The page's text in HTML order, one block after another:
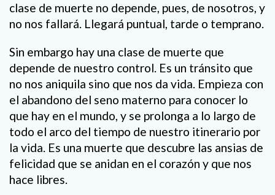
clase de muerte no depende, pues, de nosotros, y
no nos fallará. Llegará puntual, tarde o temprano.
Sin embargo hay una clase de muerte que
depende de nuestro control. Es un tránsito que
no nos aniquila sino que nos da vida. Empieza con
el abandono del seno materno para conocer lo
que hay en el mundo, y se prolonga a lo largo de
todo el arco del tiempo de nuestro itinerario por
la vida. Es una muerte que descubre las ansias de
felicidad que se anidan en el corazón y que nos
hace libres.